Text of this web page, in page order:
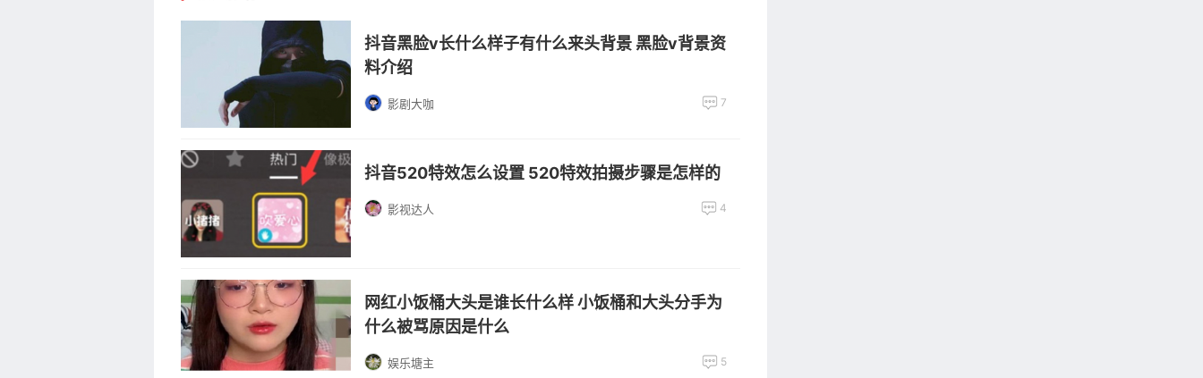
抖音黑脸v长什么样子有什么来头背景 黑脸v背景资
料介绍
影剧大咖 7
抖音520特效怎么设置 520特效拍摄步骤是怎样的
影视达人 4
网红小饭桶大头是谁长什么样 小饭桶和大头分手为
什么被骂原因是什么
娱乐塘主 5